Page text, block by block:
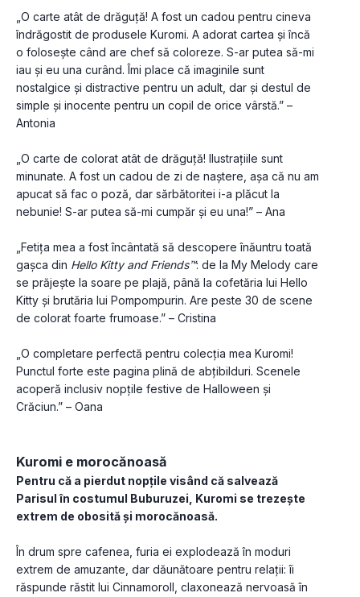
„O carte atât de drăguță! A fost un cadou pentru cineva
îndrăgostit de produsele Kuromi. A adorat cartea și încă
o folosește când are chef să coloreze. S-ar putea să-mi
iau și eu una curând. Îmi place că imaginile sunt
nostalgice și distractive pentru un adult, dar și destul de
simple și inocente pentru un copil de orice vârstă.” –
Antonia
„O carte de colorat atât de drăguță! Ilustrațiile sunt
minunate. A fost un cadou de zi de naștere, așa că nu am
apucat să fac o poză, dar sărbătoritei i-a plăcut la
nebunie! S-ar putea să-mi cumpăr și eu una!” – Ana
„Fetița mea a fost încântată să descopere înăuntru toată
gașca din Hello Kitty and Friends™: de la My Melody care
se prăjește la soare pe plajă, până la cofetăria lui Hello
Kitty și brutăria lui Pompompurin. Are peste 30 de scene
de colorat foarte frumoase.” – Cristina
„O completare perfectă pentru colecția mea Kuromi!
Punctul forte este pagina plină de abțibilduri. Scenele
acoperă inclusiv nopțile festive de Halloween și
Crăciun.” – Oana
Kuromi e morocănoasă
Pentru că a pierdut nopțile visând că salvează
Parisul în costumul Buburuzei, Kuromi se trezește
extrem de obosită și morocănoasă.
În drum spre cafenea, furia ei explodează în moduri
extrem de amuzante, dar dăunătoare pentru relații: îi
răspunde răstit lui Cinnamoroll, claxonează nervoasă în